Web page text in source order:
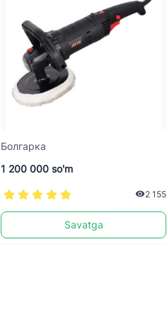
Болгарка
1 200 000 so'm
2 155
Savatga